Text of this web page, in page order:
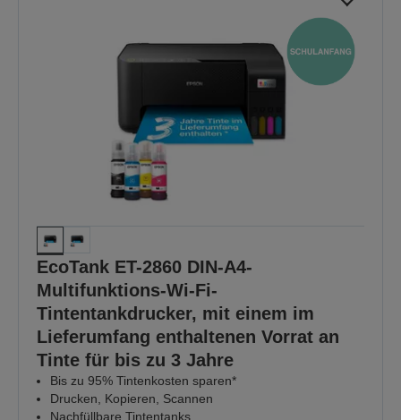
EcoTank ET-2860 DIN-A4-
Multifunktions-Wi-Fi-
Tintentankdrucker, mit einem im
Lieferumfang enthaltenen Vorrat an
Tinte für bis zu 3 Jahre
Bis zu 95% Tintenkosten sparen*
Drucken, Kopieren, Scannen
Nachfüllbare Tintentanks